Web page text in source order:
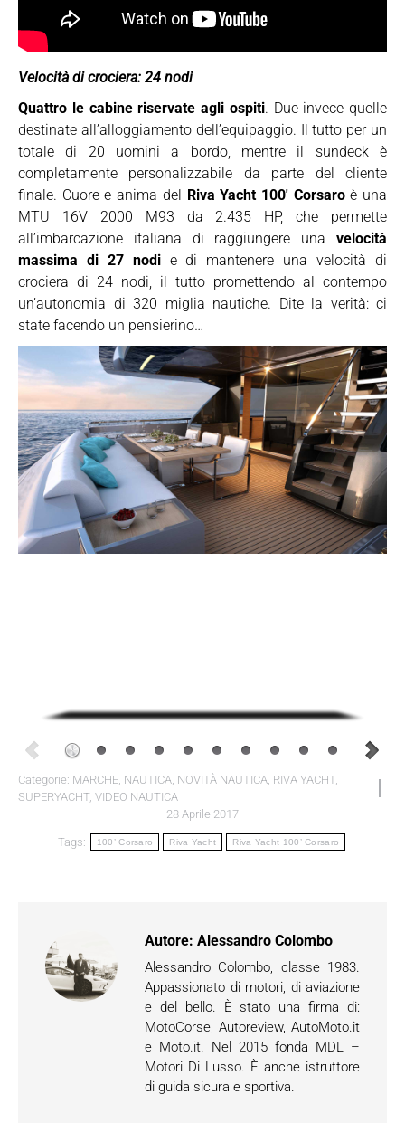
Velocità di crociera: 24 nodi
Quattro le cabine riservate agli ospiti. Due invece quelle
destinate all’alloggiamento dell’equipaggio. Il tutto per un
totale di 20 uomini a bordo, mentre il sundeck è
completamente personalizzabile da parte del cliente
finale. Cuore e anima del Riva Yacht 100′ Corsaroè una
MTU 16V 2000 M93 da 2.435 HP, che permette
all’imbarcazione italiana di raggiungere una velocità
massima di 27 nodie di mantenere una velocità di
crociera di 24 nodi, il tutto promettendo al contempo
un’autonomia di 320 miglia nautiche. Dite la verità: ci
state facendo un pensierino…
Categorie: MARCHE, NAUTICA, NOVITÀ NAUTICA, RIVA YACHT,
SUPERYACHT, VIDEO NAUTICA
28 Aprile 2017
Tags: 100’ Corsaro Riva Yacht Riva Yacht 100’ Corsaro
Autore: Alessandro Colombo
Alessandro Colombo, classe 1983.
Appassionato di motori, di aviazione
e del bello. È stato una firma di:
MotoCorse, Autoreview, AutoMoto.it
e Moto.it. Nel 2015 fonda MDL –
Motori Di Lusso. È anche istruttore
di guida sicura e sportiva.